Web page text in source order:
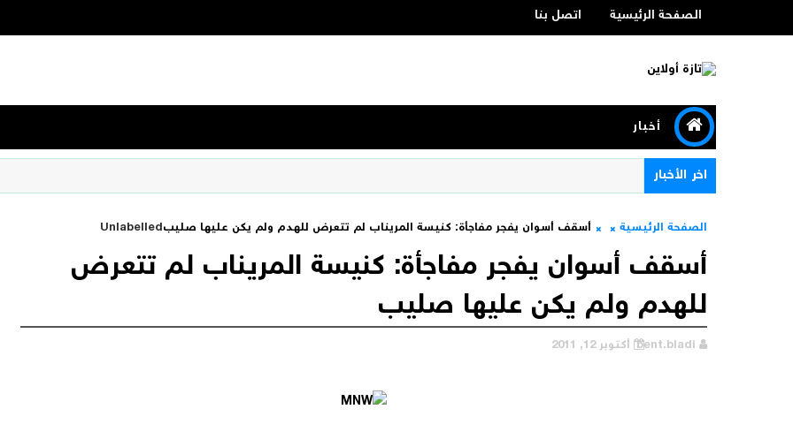
الصفحة الرئيسية اتصل بنا
أخبار
اخر الأخبار
الصفحة الرئيسية Unlabelledأسقف أسوان يفجر مفاجأة: كنيسة المريناب لم تتعرض للهدم ولم يكن عليها صليب
أسقف أسوان يفجر مفاجأة: كنيسة المريناب لم تتعرض
للهدم ولم يكن عليها صليب
bent.bladi أكتوبر 12, 2011